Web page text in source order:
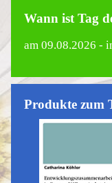
Bildung, der
Entwicklung
Wann ist Tag
am 09.08.2026 -
Produkte zum